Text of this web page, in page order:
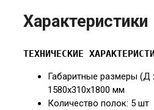
Характеристики
ТЕХНИЧЕСКИЕ
Габаритные размеры (Д
1580х310х1800 мм
Количество полок: 5 шт